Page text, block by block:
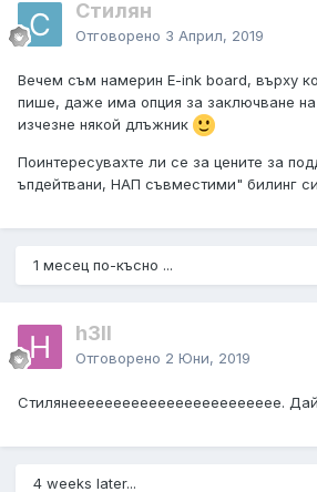
Стилян
Отговорено 3 Април, 2019
Вечем съм намерин E-ink board, върху
пише, даже има опция за заключване
изчезне някой длъжник
Поинтересувахте ли се за цените за
ъпдейтвани, НАП съвместими" билинг
1 месец по-късно ...
h3ll
Отговорено 2 Юни, 2019
Стилянееееееееееееееееееееееее.
4 weeks later...